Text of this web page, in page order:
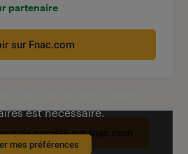
partenaire
sur Fnac.com
est nécessaire.
mes préférences
de société sur fnac.com